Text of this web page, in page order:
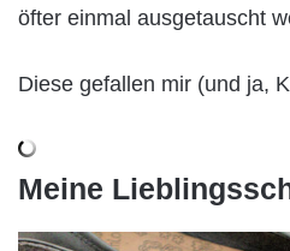
öfter einmal ausgetauscht
Diese gefallen mir (und ja,
Meine